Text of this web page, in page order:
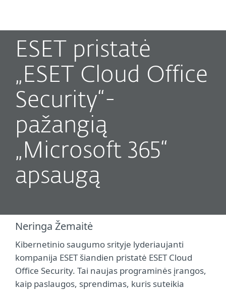
ESET pristatė
„ESET Cloud Office
Security“-
pažangią
„Microsoft 365“
apsaugą
Neringa Žemaitė
Kibernetinio saugumo srityje lyderiaujanti
kompanija ESET šiandien pristatė ESET Cloud
Office Security. Tai naujas programinės įrangos,
kaip paslaugos, sprendimas, kuris suteikia